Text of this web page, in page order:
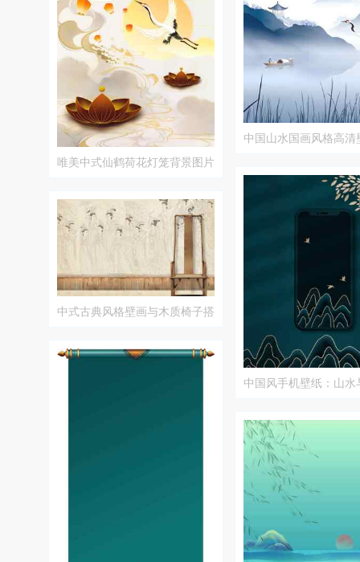
唯美中式仙鹤荷花灯笼背景图片
中式古典风格壁画与木质椅子搭
中国山水国画风格高清
中国风手机壁纸：山水